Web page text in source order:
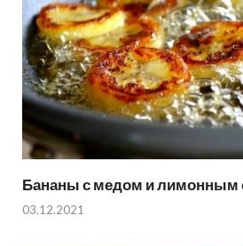
Бананы с медом и лимонным
03.12.2021